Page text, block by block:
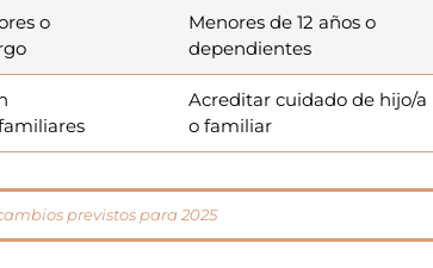
o
Menores de 12 años o
dependientes
Acreditar cuidado de hijo/a
o familiar
previstos para 2025